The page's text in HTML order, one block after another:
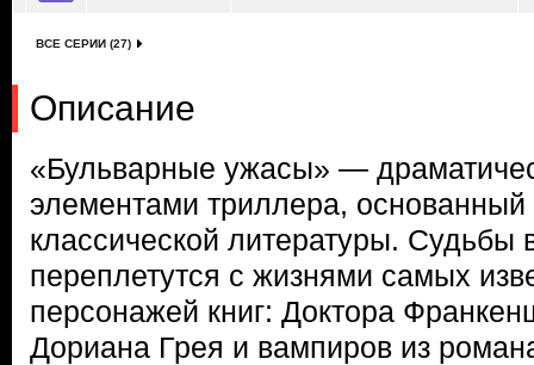
ВСЕ СЕРИИ (27)
Описание
«Бульварные ужасы» —
элементами триллера,
классической литературы.
переплетутся с жизнями самых
персонажей книг: Доктора
Дориана Грея и вампиров из